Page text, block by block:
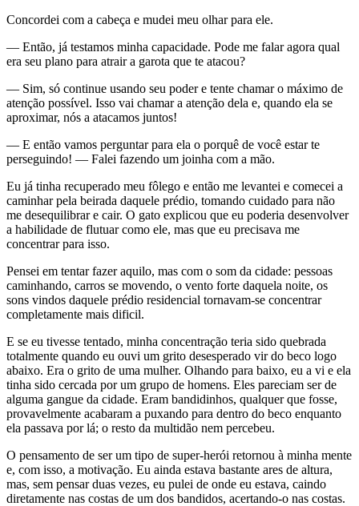
Concordei com a cabeça e mudei meu olhar para ele.
— Então, já testamos minha capacidade. Pode me falar agora qual
era seu plano para atrair a garota que te atacou?
— Sim, só continue usando seu poder e tente chamar o máximo de
atenção possível. Isso vai chamar a atenção dela e, quando ela se
aproximar, nós a atacamos juntos!
— E então vamos perguntar para ela o porquê de você estar te
perseguindo! — Falei fazendo um joinha com a mão.
Eu já tinha recuperado meu fôlego e então me levantei e comecei a
caminhar pela beirada daquele prédio, tomando cuidado para não
me desequilibrar e cair. O gato explicou que eu poderia desenvolver
a habilidade de flutuar como ele, mas que eu precisava me
concentrar para isso.
Pensei em tentar fazer aquilo, mas com o som da cidade: pessoas
caminhando, carros se movendo, o vento forte daquela noite, os
sons vindos daquele prédio residencial tornavam-se concentrar
completamente mais dificil.
E se eu tivesse tentado, minha concentração teria sido quebrada
totalmente quando eu ouvi um grito desesperado vir do beco logo
abaixo. Era o grito de uma mulher. Olhando para baixo, eu a vi e ela
tinha sido cercada por um grupo de homens. Eles pareciam ser de
alguma gangue da cidade. Eram bandidinhos, qualquer que fosse,
provavelmente acabaram a puxando para dentro do beco enquanto
ela passava por lá; o resto da multidão nem percebeu.
O pensamento de ser um tipo de super-herói retornou à minha mente
e, com isso, a motivação. Eu ainda estava bastante ares de altura,
mas, sem pensar duas vezes, eu pulei de onde eu estava, caindo
diretamente nas costas de um dos bandidos, acertando-o nas costas.